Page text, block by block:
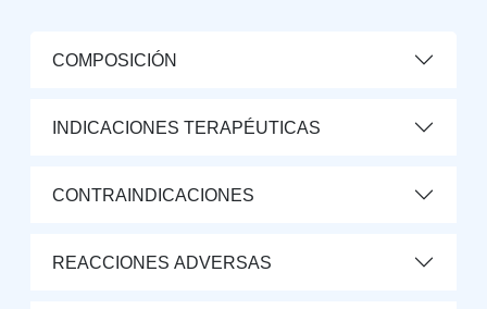
COMPOSICIÓN
INDICACIONES TERAPÉUTICAS
CONTRAINDICACIONES
REACCIONES ADVERSAS